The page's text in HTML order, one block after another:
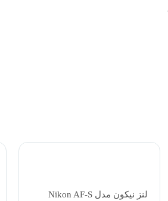
لنز نیکون مدل Nikon AF-S